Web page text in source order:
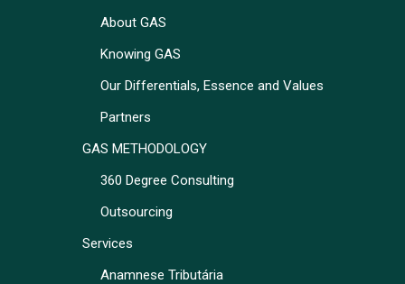
About GAS
Knowing GAS
Our Differentials, Essence and Values
Partners
GAS METHODOLOGY
360 Degree Consulting
Outsourcing
Services
Anamnese Tributária